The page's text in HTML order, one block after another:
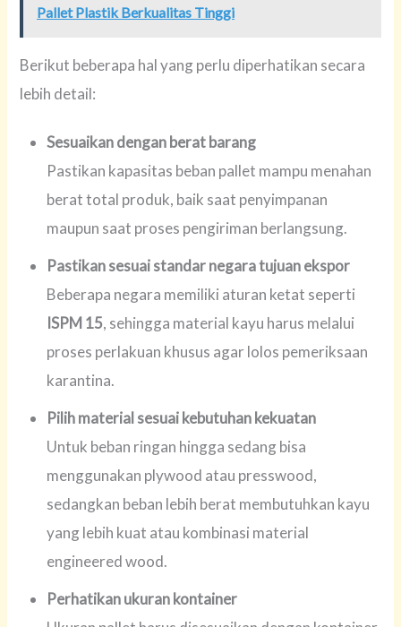
Pallet Plastik Berkualitas Tinggi
Berikut beberapa hal yang perlu diperhatikan secara
lebih detail:
Sesuaikan dengan berat barang
Pastikan kapasitas beban pallet mampu menahan
berat total produk, baik saat penyimpanan
maupun saat proses pengiriman berlangsung.
Pastikan sesuai standar negara tujuan ekspor
Beberapa negara memiliki aturan ketat seperti
ISPM 15, sehingga material kayu harus melalui
proses perlakuan khusus agar lolos pemeriksaan
karantina.
Pilih material sesuai kebutuhan kekuatan
Untuk beban ringan hingga sedang bisa
menggunakan plywood atau presswood,
sedangkan beban lebih berat membutuhkan kayu
yang lebih kuat atau kombinasi material
engineered wood.
Perhatikan ukuran kontainer